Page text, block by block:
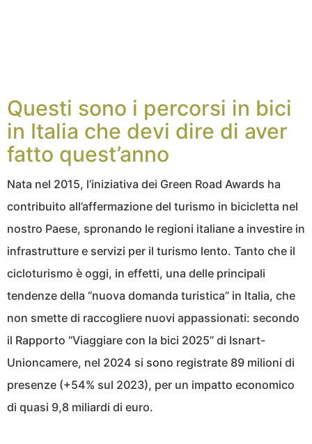
Questi sono i percorsi in bici
in Italia che devi dire di aver
fatto quest’anno
Nata nel 2015, l’iniziativa dei Green Road Awards ha
contribuito all’affermazione del turismo in bicicletta nel
nostro Paese, spronando le regioni italiane a investire in
infrastrutture e servizi per il turismo lento. Tanto che il
cicloturismo è oggi, in effetti, una delle principali
tendenze della “nuova domanda turistica” in Italia, che
non smette di raccogliere nuovi appassionati: secondo
il Rapporto “Viaggiare con la bici 2025” di Isnart-
Unioncamere, nel 2024 si sono registrate 89 milioni di
presenze (+54% sul 2023), per un impatto economico
di quasi 9,8 miliardi di euro.